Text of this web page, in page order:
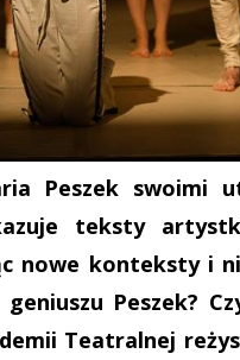
Peszek swoimi
teksty
nowe konteksty i
Peszek?
Teatralnej